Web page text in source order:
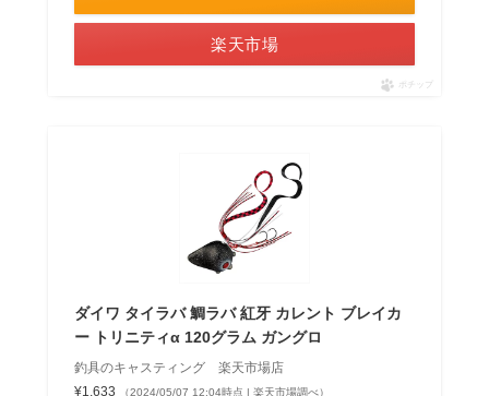
楽天市場
ポチップ
ダイワ タイラバ 鯛ラバ 紅牙 カレント ブレイカ
ー トリニティα 120グラム ガングロ
釣具のキャスティング 楽天市場店
¥1,633
（2024/05/07 12:04時点 | 楽天市場調べ）